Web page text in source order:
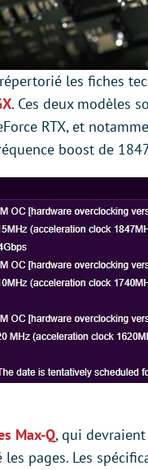
les fiches
. Ces deux modèles
RTX, et
boost de
Max-Q, qui
pages. Les